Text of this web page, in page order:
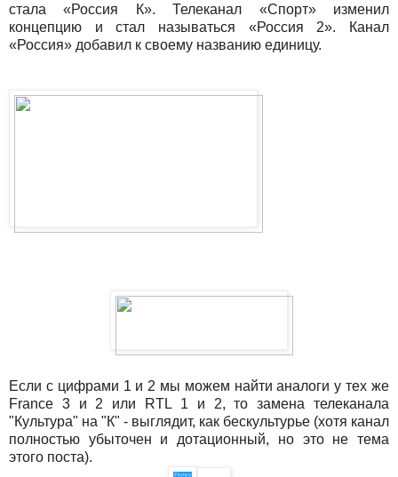
стала «Россия К». Телеканал «Спорт» изменил
концепцию и стал называться «Россия 2». Канал
«Россия» добавил к своему названию единицу.
Если с цифрами 1 и 2 мы можем найти аналоги у тех же
France 3 и 2 или RTL 1 и 2, то замена телеканала
"Культура" на "К" - выглядит, как бескультурье (хотя канал
полностью убыточен и дотационный, но это не тема
этого поста).